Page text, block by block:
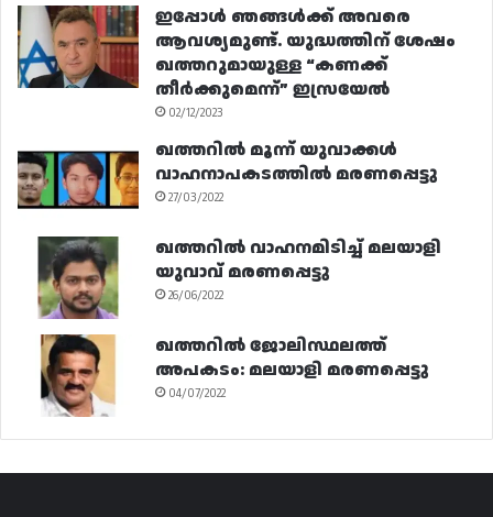
ഇപ്പോൾ ഞങ്ങൾക്ക് അവരെ
ആവശ്യമുണ്ട്. യുദ്ധത്തിന് ശേഷം
ഖത്തറുമായുള്ള “കണക്ക്
തീർക്കുമെന്ന്” ഇസ്രയേൽ
02/12/2023
ഖത്തറിൽ മൂന്ന് യുവാക്കൾ
വാഹനാപകടത്തിൽ മരണപ്പെട്ടു
27/03/2022
ഖത്തറിൽ വാഹനമിടിച്ച് മലയാളി
യുവാവ് മരണപ്പെട്ടു
26/06/2022
ഖത്തറിൽ ജോലിസ്ഥലത്ത്
അപകടം: മലയാളി മരണപ്പെട്ടു
04/07/2022